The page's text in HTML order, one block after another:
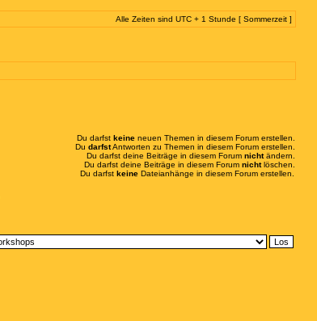
Alle Zeiten sind UTC + 1 Stunde [ Sommerzeit ]
Du darfst keine neuen Themen in diesem Forum erstellen.
Du darfstAntworten zu Themen in diesem Forum erstellen.
Du darfst deine Beiträge in diesem Forum nichtändern.
Du darfst deine Beiträge in diesem Forum nichtlöschen.
Du darfst keine Dateianhänge in diesem Forum erstellen.